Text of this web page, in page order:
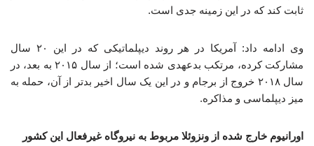
ثابت کند که در این زمینه جدی است.
وی ادامه داد: آمریکا در هر روند دیپلماتیکی که در این ۲۰ سال
مشارکت کرده، مرتکب بدعهدی شده است؛ از سال ۲۰۱۵ به بعد، در
سال ۲۰۱۸ خروج از برجام و در این یک سال اخیر بدتر از آن، حمله به
میز دیپلماسی و مذاکره.
اورانیوم خارج شده از ونزوئلا مربوط به نیروگاه غیرفعال این کشور